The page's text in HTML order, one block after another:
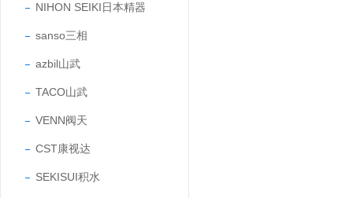
NIHON SEIKI日本精器
sanso三相
azbil山武
TACO山武
VENN阀天
CST康视达
SEKISUI积水